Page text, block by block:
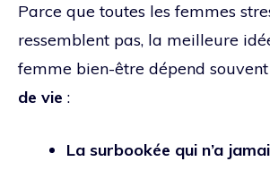
Parce que toutes les femmes
ressemblent pas, la meilleure
femme bien-être dépend
de vie :
La surbookée qui n’a